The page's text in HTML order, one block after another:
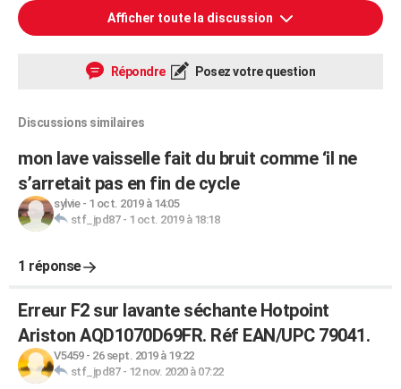
Afficher toute la discussion
Répondre Posez votre question
Discussions similaires
mon lave vaisselle fait du bruit comme ‘il ne
s’arretait pas en fin de cycle
sylvie- 1 oct. 2019 à 14:05
stf_jpd87- 1 oct. 2019 à 18:18
1 réponse
Erreur F2 sur lavante séchante Hotpoint
Ariston AQD1070D69FR. Réf EAN/UPC 79041.
V5459- 26 sept. 2019 à 19:22
stf_jpd87- 12 nov. 2020 à 07:22